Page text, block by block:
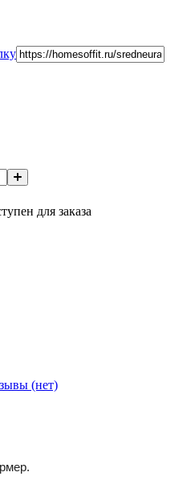
для заказа
(нет)